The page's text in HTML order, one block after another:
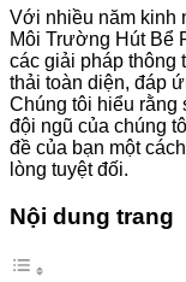
Với nhiều năm kinh
Môi Trường Hút Bể
các giải pháp thông
thải toàn diện, đáp
Chúng tôi hiểu rằng
đội ngũ của chúng
đề của bạn một
lòng tuyệt đối.
Nội dung trang